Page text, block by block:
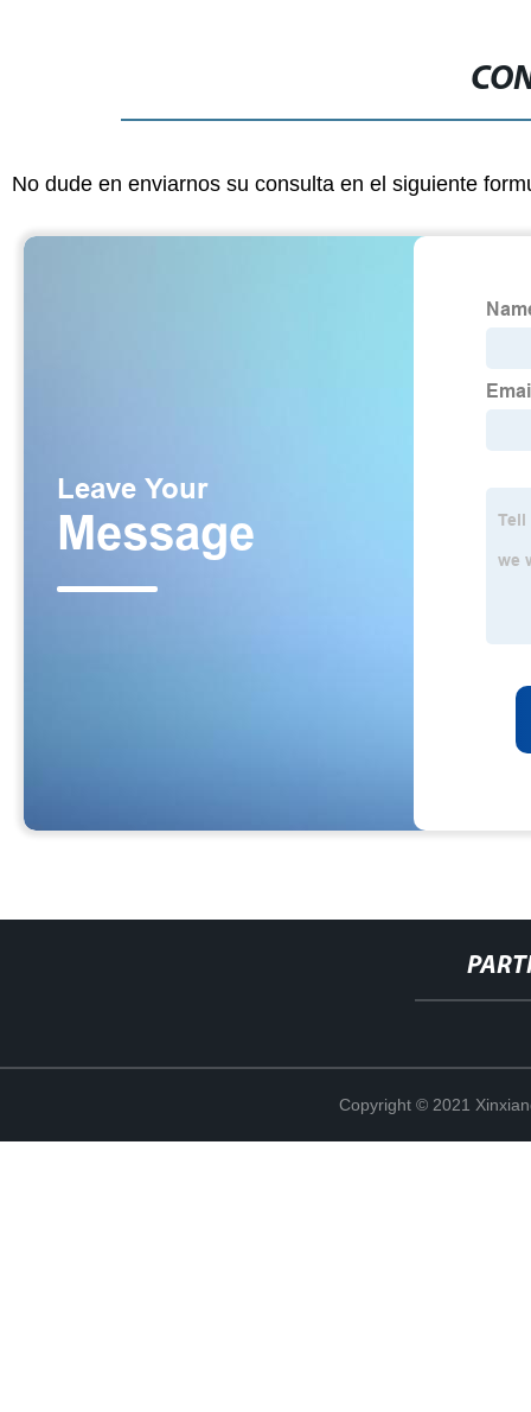
No dude en enviarnos su consulta en el siguiente
Copyright © 2021